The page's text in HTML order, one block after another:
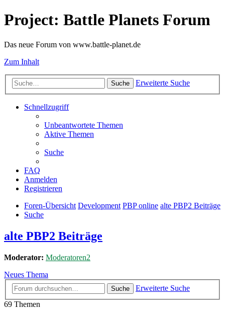
Project: Battle Planets Forum
Das neue Forum von www.battle-planet.de
Zum Inhalt
Suche Erweiterte Suche
Schnellzugriff
Unbeantwortete Themen
Aktive Themen
Suche
FAQ
Anmelden
Registrieren
Foren-Übersicht Development PBP online alte PBP2 Beiträge
Suche
alte PBP2 Beiträge
Moderator: Moderatoren2
Neues Thema
Suche
Erweiterte Suche
69 Themen